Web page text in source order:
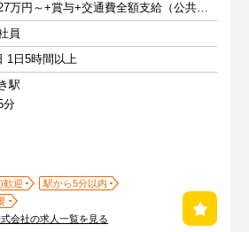
月給27万円～+賞与+交通費全額支給（公共交通機関のみ）
員
1日5時間以上
駅
分
歓迎
駅から5分以内
会社の求人一覧を見る